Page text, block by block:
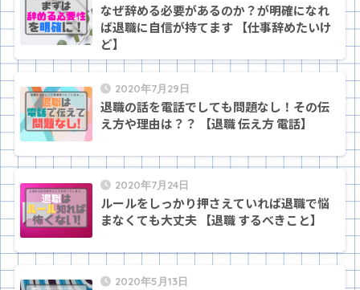
なぜ辞める必要があるのか？が明確になれ
ば退職に自信が持てます 【仕事辞めたいけ
ど】
2020年7月29日
退職の話を電話でしても問題なし！その伝
え方や理由は？？ 【退職 伝え方 電話】
2020年7月24日
ルールをしっかり押さえていれば退職で悩
まなくても大丈夫 【退職 するべきこと】
2020年5月13日